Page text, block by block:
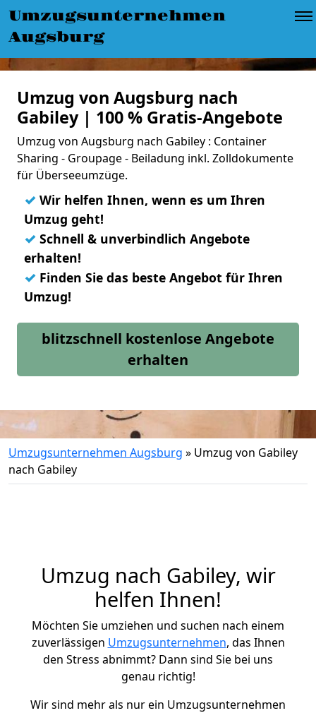
Umzugsunternehmen
Augsburg
Umzug von Augsburg nach
Gabiley | 100 % Gratis-Angebote
Umzug von Augsburg nach Gabiley : Container
Sharing - Groupage - Beiladung inkl. Zolldokumente
für Überseeumzüge.
✓ Wir helfen Ihnen, wenn es um Ihren
Umzug geht!
✓ Schnell & unverbindlich Angebote
erhalten!
✓ Finden Sie das beste Angebot für Ihren
Umzug!
blitzschnell kostenlose Angebote
erhalten
Umzugsunternehmen Augsburg » Umzug von Gabiley
nach Gabiley
Umzug nach Gabiley, wir
helfen Ihnen!
Möchten Sie umziehen und suchen nach einem
zuverlässigen Umzugsunternehmen, das Ihnen
den Stress abnimmt? Dann sind Sie bei uns
genau richtig!
Wir sind mehr als nur ein Umzugsunternehmen